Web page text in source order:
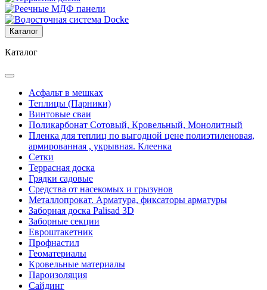
Каталог
Каталог
Асфальт в мешках
Теплицы (Парники)
Винтовые сваи
Поликарбонат Сотовый, Кровельный, Монолитный
Пленка для теплиц по выгодной цене полиэтиленовая,
армированная , укрывная. Клеенка
Сетки
Террасная доска
Грядки садовые
Средства от насекомых и грызунов
Металлопрокат. Арматура, фиксаторы арматуры
Заборная доска Palisad 3D
Заборные секции
Евроштакетник
Профнастил
Геоматериалы
Кровельные материалы
Пароизоляция
Сайдинг